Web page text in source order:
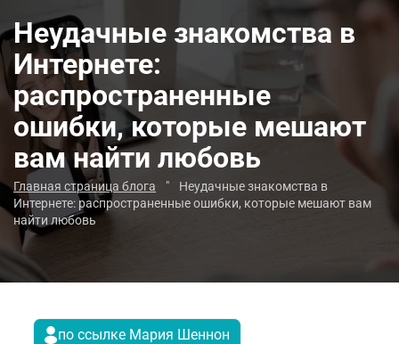
Неудачные знакомства в
Интернете:
распространенные
ошибки, которые мешают
вам найти любовь
Главная страница блога "
Неудачные знакомства в
Интернете: распространенные ошибки, которые мешают вам
найти любовь
по ссылке Мария Шеннон